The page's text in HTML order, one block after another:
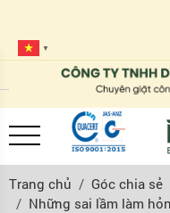
▼
Trang chủ
Góc chia sẻ
Những sai lầm làm